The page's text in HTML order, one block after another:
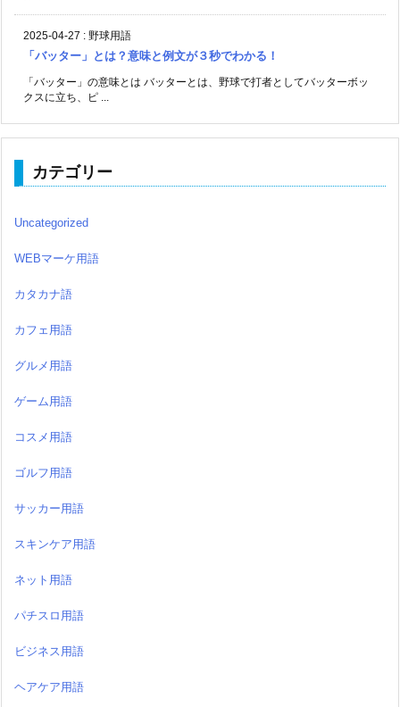
2025-04-27 : 野球用語
「バッター」とは？意味と例文が３秒でわかる！
「バッター」の意味とは バッターとは、野球で打者としてバッターボッ
クスに立ち、ピ ...
カテゴリー
Uncategorized
WEBマーケ用語
カタカナ語
カフェ用語
グルメ用語
ゲーム用語
コスメ用語
ゴルフ用語
サッカー用語
スキンケア用語
ネット用語
パチスロ用語
ビジネス用語
ヘアケア用語